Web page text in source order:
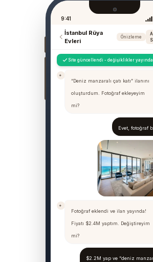
9:41
İstanbul Rüya
Evleri
Önizleme
AI
Site güncellendi - değişiklikler yayında
“Deniz manzaralı çatı katı” ilanını
oluşturdum. Fotoğraf ekleyeyim
mi?
Evet, fotoğraf
Fotoğraf eklendi ve ilan yayında!
Fiyatı $2.4M yaptım. Değiştireyim
mi?
$2.2M yap ve “deniz